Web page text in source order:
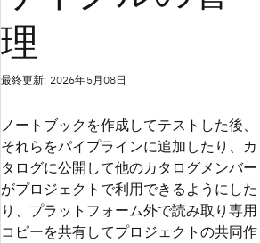
理
最終更新: 2026年5月08日
ノートブックを作成してテストした後、
それらをパイプラインに追加したり、カ
タログに公開して他のカタログメンバー
がプロジェクトで利用できるようにした
り、プラットフォーム外で読み取り専用
コピーを共有してプロジェクトの共同作